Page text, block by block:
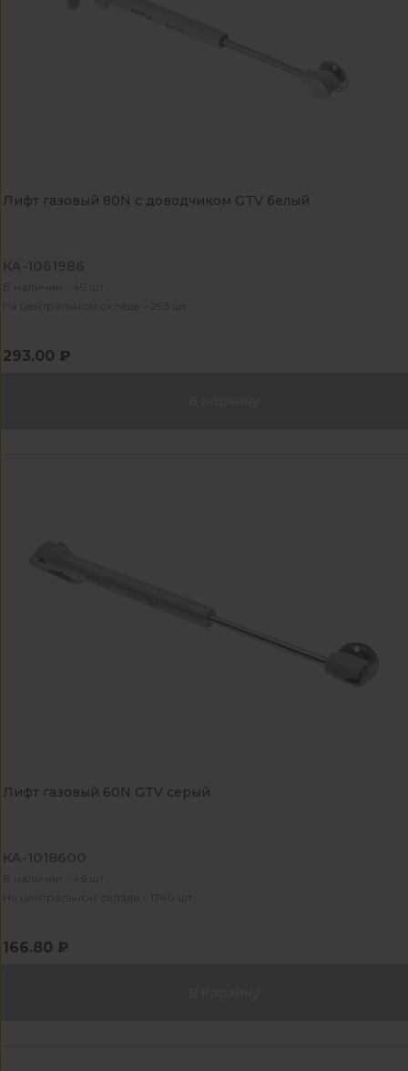
Лифт газовый 80N с доводчиком GTV белый
КА-1061986
В наличии - 49 шт
На центральном складе - 293 шт
293.00 ₽
Лифт газовый 60N GTV серый
КА-1018600
В наличии - 46 шт
На центральном складе - 1740 шт
166.80 ₽